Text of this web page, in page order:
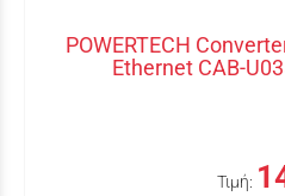
POWERTECH
Ethernet CAB-
Τιμή: